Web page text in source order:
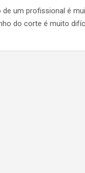
de um profissional é
do corte é muito